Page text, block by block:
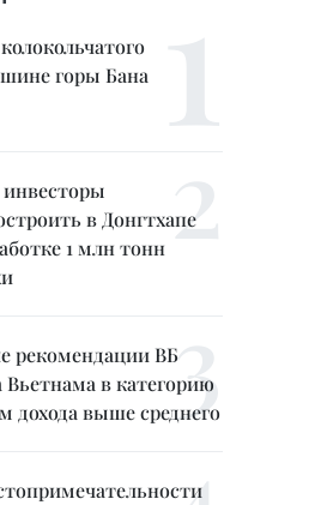
горы Бана
инвесторы
в Донгтхапе
1 млн тонн
рекомендации ВБ
Вьетнама в категорию
дохода выше среднего